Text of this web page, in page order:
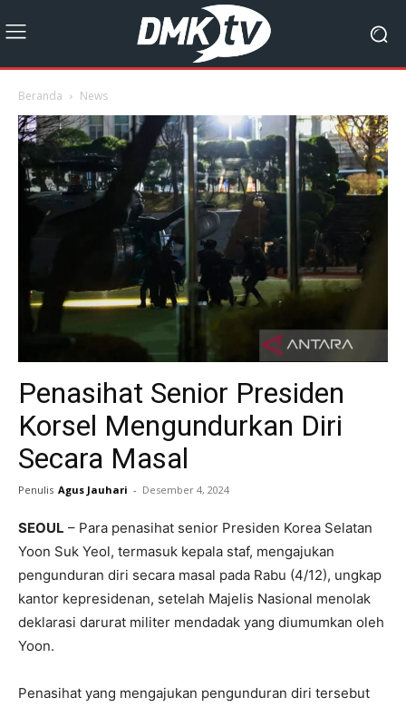
Beranda News
Penasihat Senior Presiden
Korsel Mengundurkan Diri
Secara Masal
Penulis Agus Jauhari - Desember 4, 2024
SEOUL – Para penasihat senior Presiden Korea Selatan
Yoon Suk Yeol, termasuk kepala staf, mengajukan
pengunduran diri secara masal pada Rabu (4/12), ungkap
kantor kepresidenan, setelah Majelis Nasional menolak
deklarasi darurat militer mendadak yang diumumkan oleh
Yoon.
Penasihat yang mengajukan pengunduran diri tersebut